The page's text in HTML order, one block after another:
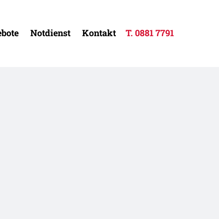
Notdienst Kontakt T. 0881 7791